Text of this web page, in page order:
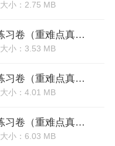
大小：2.75 MB
中考地理二轮专项复习练习卷（重难点真题+新考法）-中国的地理差异（原卷版和解析版）
大小：3.53 MB
中考地理二轮专项复习练习卷（重难点真题+新考法）-中国的疆域人口和民族（原卷版和解析版）
大小：4.01 MB
中考地理二轮专项复习练习卷（重难点真题+新考法）-地图（原卷版和解析版）
大小：6.03 MB